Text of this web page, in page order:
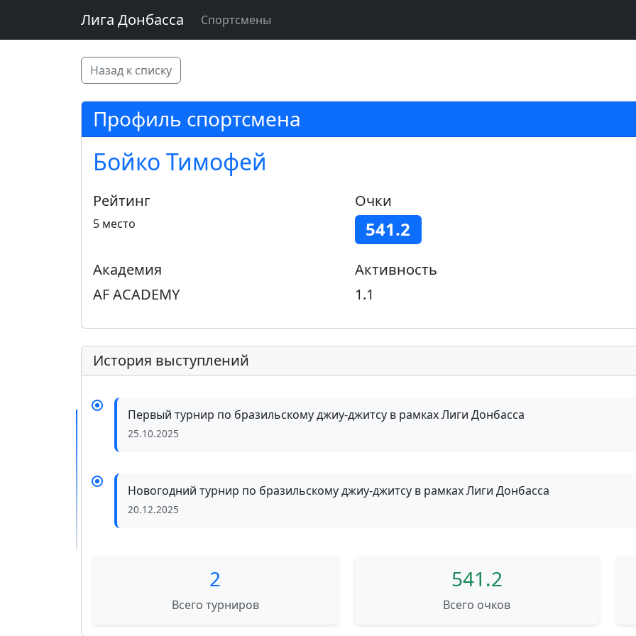
Лига Донбасса Спортсмены
Назад к списку
Профиль спортсмена
Бойко Тимофей
Рейтинг
5 место
Очки
541.2
Академия
AF ACADEMY
Активность
1.1
История выступлений
Первый турнир по бразильскому джиу-джитсу в рамках Лиги Донбасса
25.10.2025
Новогодний турнир по бразильскому джиу-джитсу в рамках Лиги Донбасса
20.12.2025
2
Всего турниров
541.2
Всего очков